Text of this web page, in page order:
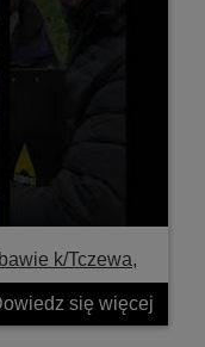
k/Tczewa,
się więcej